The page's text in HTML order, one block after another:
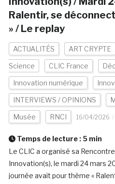
Ralentir, se
» / Le replay
ACTUALITÉS ART CRYPTE
Science CLIC France
Innovation numérique
INTERVIEWS / OPINIONS
Musée RNCI 16/04/2026
Temps de lecture : 5 min
Le CLIC a organisé sa
Innovation(s), le mardi 24 mars
journée avait pour thème «